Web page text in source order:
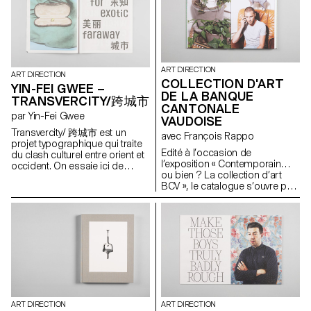
autoroutes à seize voies, à la
manières de villes comme Los
Angeles, et où il est fréquent de
rouler des heures pour aller
travailler dans l'émirat voisin.
compétition pour avoir la plus
incroyable fait rage et ce jusque
dans les inscriptions des
plaques d'immatriculation. La
voiture est une manière de
s'affirmer, de draguer, et bien
entendu d'afficher sa classe
sociale dans un monde où il
est interdit d'approcher
directement une femme et où
les femmes, est de rigueur. J'ai
voulu documenter la soudaine
modernisation des E.A.U. et sa
conséquence sur les culture
nomade et ornementale, qui
sont l'héritage ancestral propre
à ces pays. Entre désert et
Gotham City, Islam et pouvoir
obstacle identitaire et culturel; il
est de nationalité
espagnole. J'ai pris le parti de
raconter ce trouble sous la
forme d'un voyage onirique. Yo
soy de Las Vegas définit
l'identité et la culture comme
des constructions mentales
empiriques, une forme
d'histoire que l'on se crée, et
non comme des entités
essentielles et immanentes. J'ai
tenté de construire un discours
qui m'est propre à travers un
langage composite et
métaphorique afin de réifier et
réinterpréter ces diverses
visions de l'Espagne.
ART DIRECTION
YIN-FEI GWEE –
TRANSVERCITY/跨城市
par Yin-Fei Gwee
Transvercity/ 跨城市 est un
projet typographique qui traite
du clash culturel entre orient et
occident. On essaie ici de
recherche d'exotisme. L'herbe
voisin? Transvercity explore le
phénomène de distance et sa
représentation abstraite. Pour
ce faire, une police de
à casse unique et trouve son
origine dans la hauteur fixe des
ART DIRECTION
COLLECTION D'ART
DE LA BANQUE
CANTONALE
VAUDOISE
avec François Rappo
Edité à l’occasion de
l’exposition « Contemporain…
ou bien ? La collection d’art
BCV », le catalogue s’ouvre par
un essai photographique, sorte
présentation des oeuvres. Il
propose un regard sur la
collection d'art BCV, acteur
majeur de la scène artistique
vaudoise, et montre ses
relations privilégiées avec les
artistes et leurs projets, en
cette année 2012. Grâce à l'oeil
des photographes Michal
ART DIRECTION ART DIRECTION